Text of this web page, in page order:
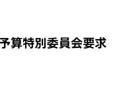
算特別委員会要求